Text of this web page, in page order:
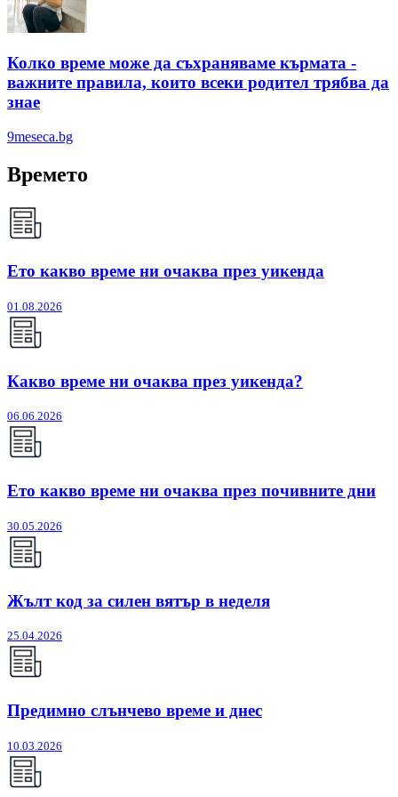
Колко време може да съхраняваме кърмата -
важните правила, които всеки родител трябва да
знае
9meseca.bg
Времето
Ето какво време ни очаква през уикенда
01.08.2026
Какво време ни очаква през уикенда?
06.06.2026
Ето какво време ни очаква през почивните дни
30.05.2026
Жълт код за силен вятър в неделя
25.04.2026
Предимно слънчево време и днес
10.03.2026